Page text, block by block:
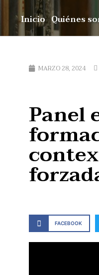
Inicio Quiénes
MARZO 28, 2024
Panel
FACEBOOK